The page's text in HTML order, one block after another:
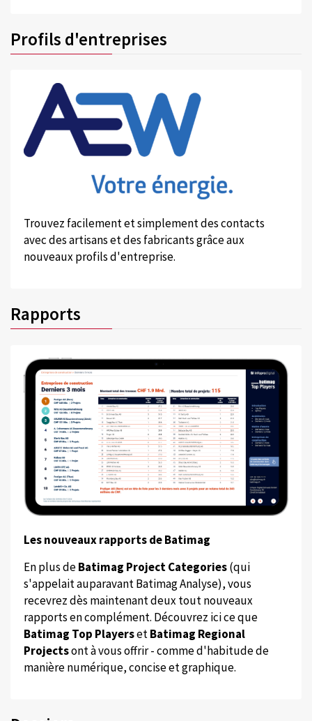
Profils d'entreprises
Trouvez facilement et simplement des contacts
avec des artisans et des fabricants grâce aux
nouveaux profils d'entreprise.
Rapports
Les nouveaux rapports de Batimag
En plus deBatimag Project Categories(qui
s'appelait auparavant Batimag Analyse), vous
recevrez dès maintenant deux tout nouveaux
rapports en complément. Découvrez ici ce que
Batimag Top PlayersetBatimag Regional
Projectsont à vous offrir - comme d'habitude de
manière numérique, concise et graphique.